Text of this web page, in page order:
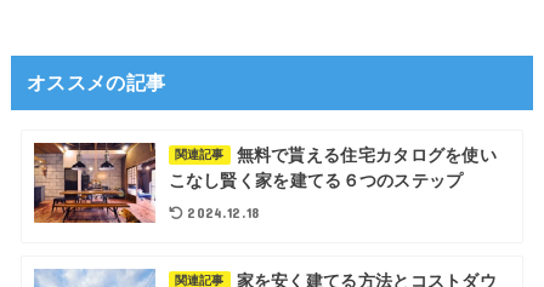
オススメの記事
関連記事
無料で貰える住宅カタログを使い
こなし賢く家を建てる６つのステップ
2024.12.18
関連記事 家を安く建てる方法とコストダウ